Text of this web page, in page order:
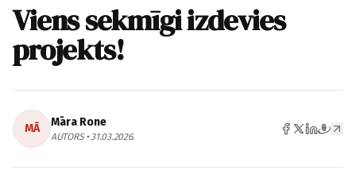
Viens sekmīgi izdevies
projekts!
MĀ Māra Rone
AUTORS • 31.03.2026.